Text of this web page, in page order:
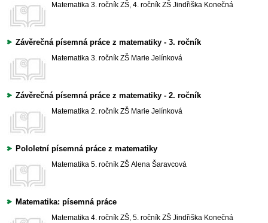
Matematika 3. ročník ZŠ, 4. ročník ZŠ Jindřiška Konečná
Závěrečná písemná práce z matematiky - 3. ročník
Matematika 3. ročník ZŠ Marie Jelínková
Závěrečná písemná práce z matematiky - 2. ročník
Matematika 2. ročník ZŠ Marie Jelínková
Pololetní písemná práce z matematiky
Matematika 5. ročník ZŠ Alena Šaravcová
Matematika: písemná práce
Matematika 4. ročník ZŠ, 5. ročník ZŠ Jindřiška Konečná